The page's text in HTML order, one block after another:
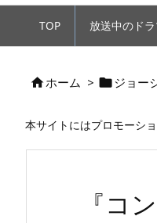
TOP 放送中のド
ホーム > ジョー
本サイトにはプロモーシ
『コ